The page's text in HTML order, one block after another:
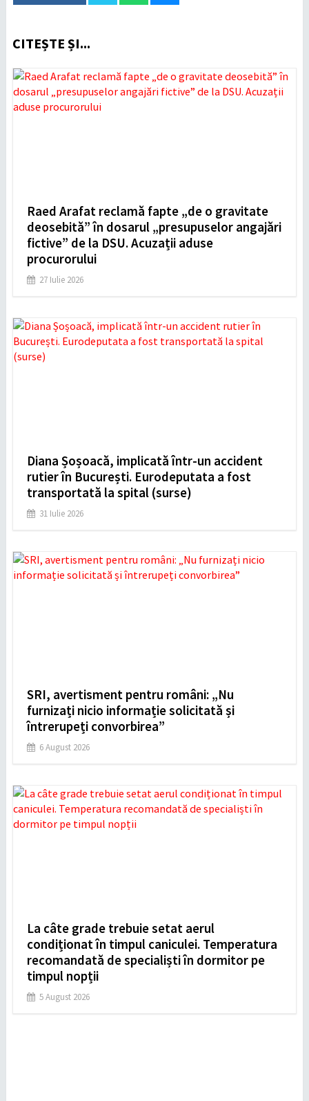
CITEȘTE ȘI...
Raed Arafat reclamă fapte „de o gravitate
deosebită” în dosarul „presupuselor angajări
fictive” de la DSU. Acuzații aduse
procurorului
27 Iulie 2026
Diana Șoșoacă, implicată într-un accident
rutier în București. Eurodeputata a fost
transportată la spital (surse)
31 Iulie 2026
SRI, avertisment pentru români: „Nu
furnizați nicio informație solicitată și
întrerupeți convorbirea”
6 August 2026
La câte grade trebuie setat aerul
condiționat în timpul caniculei. Temperatura
recomandată de specialiști în dormitor pe
timpul nopții
5 August 2026